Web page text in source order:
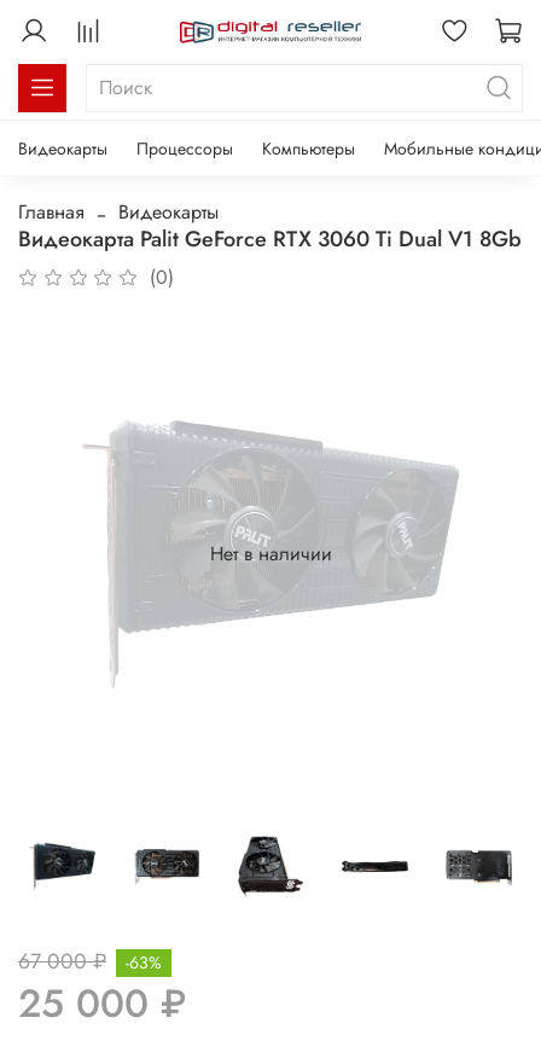
Видеокарты Процессоры Компьютеры Мобильные
Главная Видеокарты
Видеокарта Palit GeForce RTX 3060 Ti Dual V1 8Gb
(0)
Нет в наличии
67 000 ₽
25 000 ₽
-63%